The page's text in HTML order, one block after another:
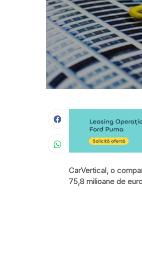
CarVertical, o
75,8 milioane de